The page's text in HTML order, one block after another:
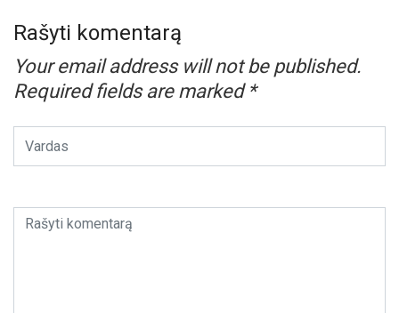
Rašyti komentarą
Your email address will not be published.
Required fields are marked *